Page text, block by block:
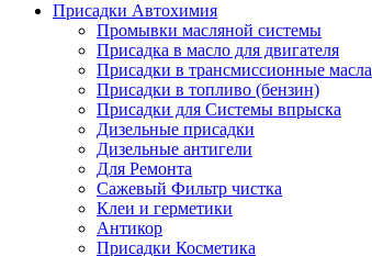
Присадки Автохимия
Промывки масляной системы
Присадка в масло для двигателя
Присадки в трансмиссионные масла
Присадки в топливо (бензин)
Присадки для Системы впрыска
Дизельные присадки
Дизельные антигели
Для Ремонта
Сажевый Фильтр чистка
Клеи и герметики
Антикор
Присадки Косметика